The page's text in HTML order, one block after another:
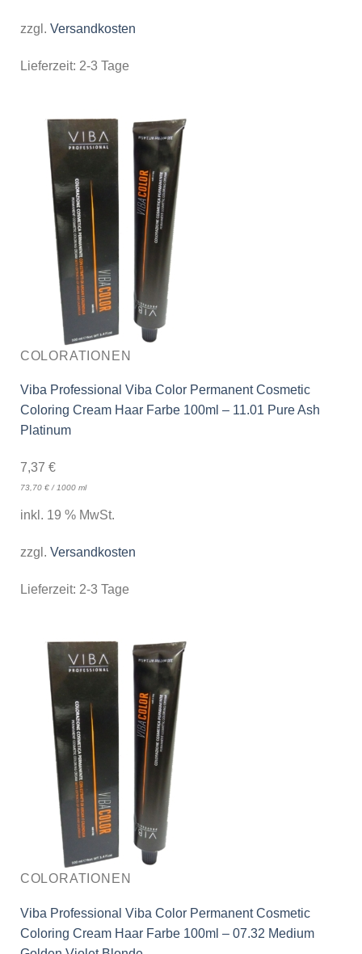
zzgl. Versandkosten
Lieferzeit: 2-3 Tage
COLORATIONEN
Viba Professional Viba Color Permanent Cosmetic
Coloring Cream Haar Farbe 100ml – 11.01 Pure Ash
Platinum
7,37 €
73,70 €/ 1000 ml
inkl. 19 % MwSt.
zzgl. Versandkosten
Lieferzeit: 2-3 Tage
COLORATIONEN
Viba Professional Viba Color Permanent Cosmetic
Coloring Cream Haar Farbe 100ml – 07.32 Medium